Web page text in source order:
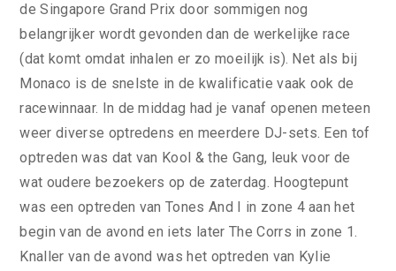
de Singapore Grand Prix door sommigen nog
belangrijker wordt gevonden dan de werkelijke race
(dat komt omdat inhalen er zo moeilijk is). Net als bij
Monaco is de snelste in de kwalificatie vaak ook de
racewinnaar. In de middag had je vanaf openen meteen
weer diverse optredens en meerdere DJ-sets. Een tof
optreden was dat van Kool & the Gang, leuk voor de
wat oudere bezoekers op de zaterdag. Hoogtepunt
was een optreden van Tones And I in zone 4 aan het
begin van de avond en iets later The Corrs in zone 1.
Knaller van de avond was het optreden van Kylie